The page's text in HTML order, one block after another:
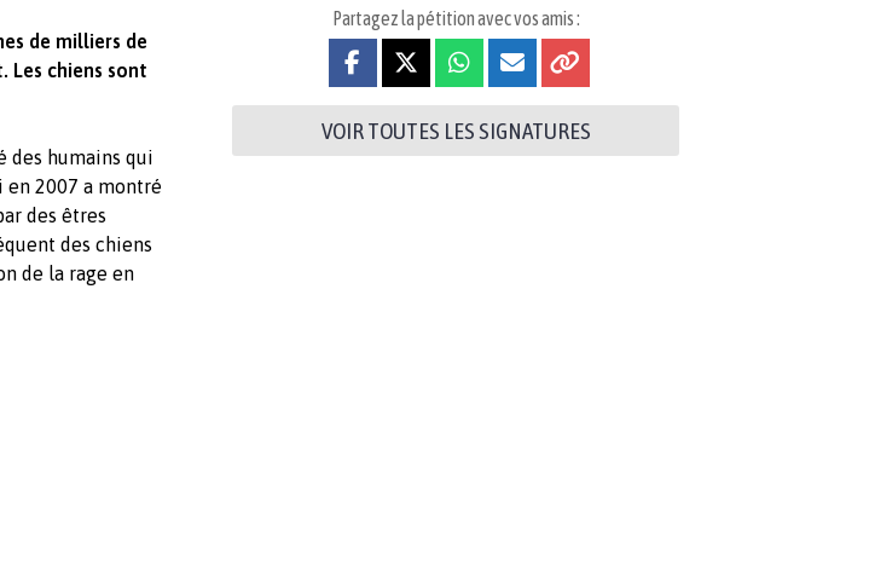
de milliers de
Les chiens sont
des humains qui
en 2007 a montré
des êtres
des chiens
de la rage en
Partagez la pétition avec vos amis :
VOIR TOUTES LES SIGNATURES